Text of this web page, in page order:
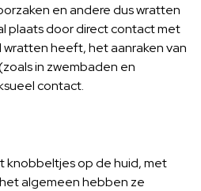
en andere dus wratten
plaats door direct contact met
wratten heeft, het aanraken van
in zwembaden en
contact.
knobbeltjes op de huid, met
algemeen hebben ze